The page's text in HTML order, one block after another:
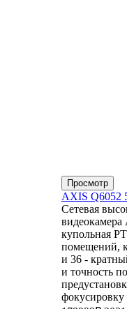
Просмотр
AXIS Q6052
Сетевая
купольная
помещений,
и 36 -
и точность
фокусировку